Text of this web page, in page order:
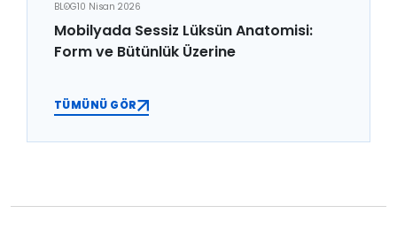
BLOG10 Nisan 2026
Mobilyada Sessiz Lüksün Anatomisi:
Form ve Bütünlük Üzerine
TÜMÜNÜ GÖR